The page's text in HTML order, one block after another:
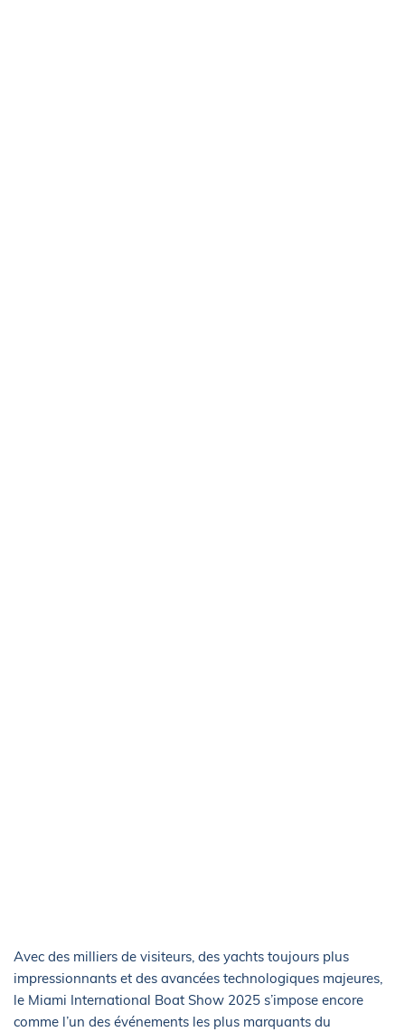
Avec des milliers de visiteurs, des yachts toujours plus
impressionnants et des avancées technologiques majeures,
le Miami International Boat Show 2025 s’impose encore
comme l’un des événements les plus marquants du